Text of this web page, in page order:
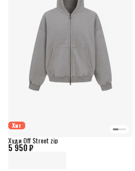
Хит
5 950 ₽
Худи Off Street zip